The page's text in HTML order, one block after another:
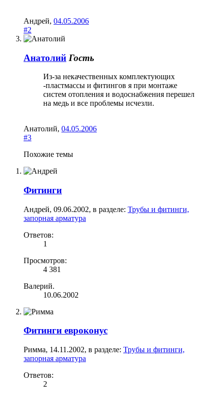
Андрей, 04.05.2006
#2
Анатолий Гость
Из-за некачественных комплектующих
-пластмассы и фитингов я при монтаже
систем отопления и водоснабжения перешел
на медь и все проблемы исчезли.
Анатолий, 04.05.2006
#3
Похожие темы
Фитинги
Андрей, 09.06.2002, в разделе: Трубы и фитинги,
запорная арматура
Ответов:
1
Просмотров:
4 381
Валерий.
10.06.2002
Фитинги евроконус
Римма, 14.11.2002, в разделе: Трубы и фитинги,
запорная арматура
Ответов:
2